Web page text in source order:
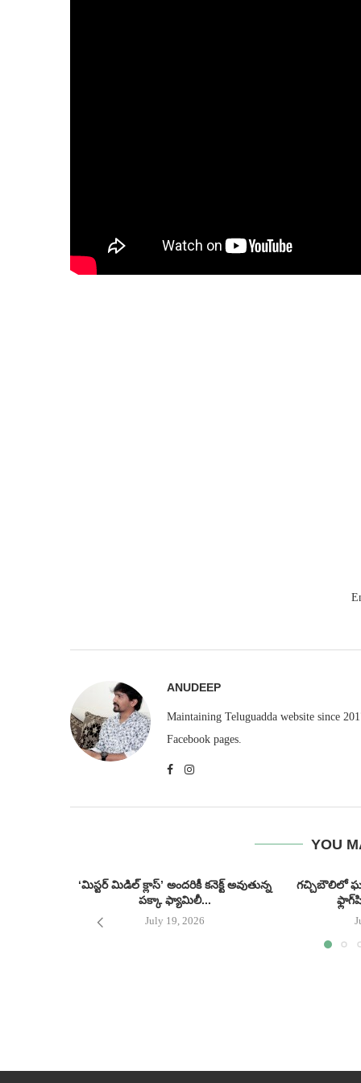
ANUDEEP
Maintaining Teluguadda website since
Facebook pages.
YOU
‘మిస్టర్ మిడిల్ క్లాస్’ అందరికీ కనెక్ట్ అవుతున్న
పక్కా ఫ్యామిలీ...
July 19, 2026
గచ్చిబౌలిలో